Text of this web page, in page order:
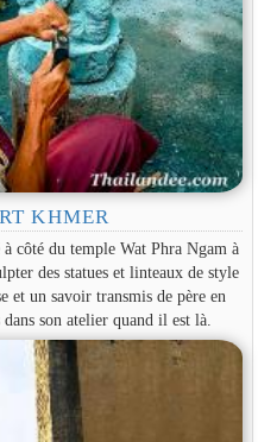
KHMER
côté du temple Wat Phra Ngam à
des statues et linteaux de style
et un savoir transmis de père en
son atelier quand il est là.